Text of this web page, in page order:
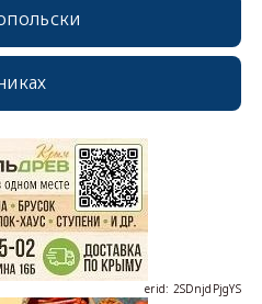
erid: 2SDnjcrDNw6